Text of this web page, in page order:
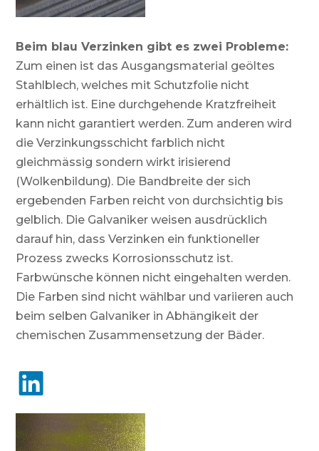
Beim blau Verzinken gibt es zwei Probleme:
Zum einen ist das Ausgangsmaterial geöltes
Stahlblech, welches mit Schutzfolie nicht
erhältlich ist. Eine durchgehende Kratzfreiheit
kann nicht garantiert werden. Zum anderen wird
die Verzinkungsschicht farblich nicht
gleichmässig sondern wirkt irisierend
(Wolkenbildung). Die Bandbreite der sich
ergebenden Farben reicht von durchsichtig bis
gelblich. Die Galvaniker weisen ausdrücklich
darauf hin, dass Verzinken ein funktioneller
Prozess zwecks Korrosionsschutz ist.
Farbwünsche können nicht eingehalten werden.
Die Farben sind nicht wählbar und variieren auch
beim selben Galvaniker in Abhängikeit der
chemischen Zusammensetzung der Bäder.